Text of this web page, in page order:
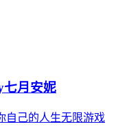
七月安妮
自己的人生无限游戏